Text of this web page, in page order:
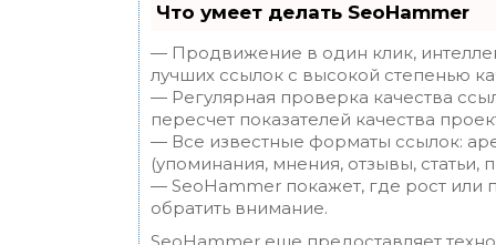
Что умеет делать SeoHammer
— Продвижение в один клик,
лучших ссылок с высокой степенью
— Регулярная проверка качества
пересчет показателей качества
— Все известные форматы ссылок:
(упоминания, мнения, отзывы, статьи,
— SeoHammer покажет, где рост или
обратить внимание.